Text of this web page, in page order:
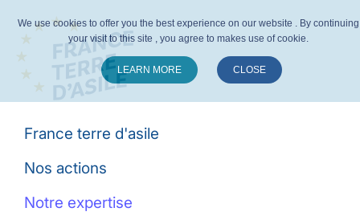
France terre d'asile
Nos actions
Notre expertise
We use cookies to offer you the best experience on our website . By continuing
your visit to this site , you agree to makes use of cookie.
LEARN MORE CLOSE